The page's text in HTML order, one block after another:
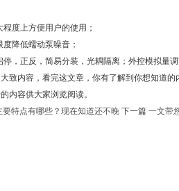
度上方便用户的使用；
降低蠕动泵噪音；
正反，简易分装，光耦隔离；外控模拟量调
内容，看完这文章，你有了解到你想知道的
内容供大家浏览阅读。
特点有哪些？现在知道还不晚 下一篇 一文带